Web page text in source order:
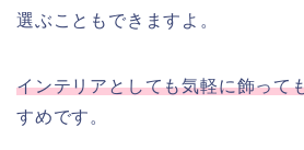
選ぶこともできますよ。
インテリアとしても気軽に飾って
すめです。